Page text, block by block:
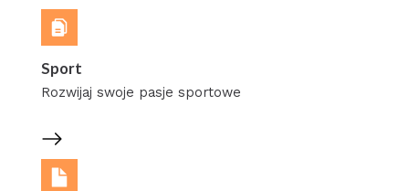
Sport
Rozwijaj swoje pasje sportowe